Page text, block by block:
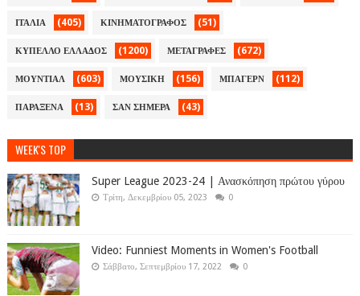
ΙΤΑΛΙΑ (405) ΚΙΝΗΜΑΤΟΓΡΑΦΟΣ (51)
ΚΥΠΕΛΛΟ ΕΛΛΑΔΟΣ (1200) ΜΕΤΑΓΡΑΦΕΣ (672)
ΜΟΥΝΤΙΑΛ (603) ΜΟΥΣΙΚΗ (156) ΜΠΑΓΕΡΝ (112)
ΠΑΡΑΞΕΝΑ (13) ΣΑΝ ΣΗΜΕΡΑ (43)
WEEK'S TOP
Super League 2023-24 | Ανασκόπηση πρώτου γύρου
Τρίτη, Δεκεμβρίου 05, 2023 0
Video: Funniest Moments in Women's Football
Σάββατο, Σεπτεμβρίου 17, 2022 0